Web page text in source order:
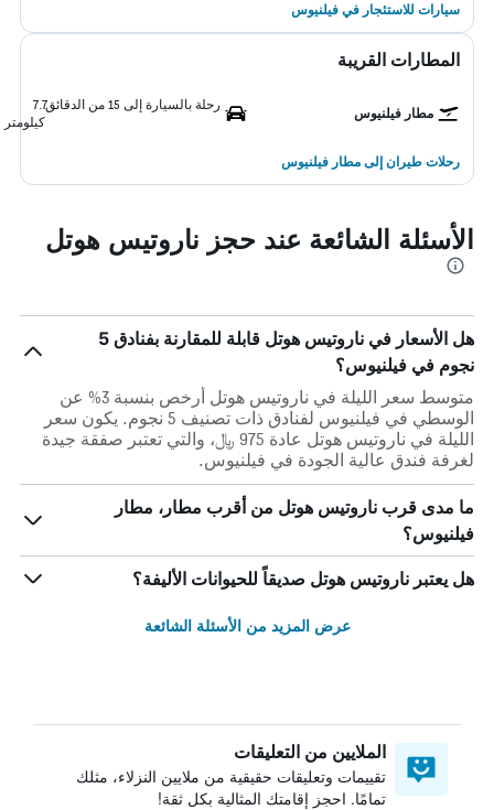
سيارات للاستئجار في فيلنيوس
المطارات القريبة
مطار فيلنيوس
رحلة بالسيارة إلى 15 من الدقائق
7.7
كيلومتر
رحلات طيران إلى مطار فيلنيوس
الأسئلة الشائعة عند حجز ناروتيس هوتل
هل الأسعار في ناروتيس هوتل قابلة للمقارنة بفنادق 5
نجوم في فيلنيوس؟
متوسط سعر الليلة في ناروتيس هوتل أرخص بنسبة 3% عن
الوسطي في فيلنيوس لفنادق ذات تصنيف 5 نجوم. يكون سعر
الليلة في ناروتيس هوتل عادة 975 ﷼، والتي تعتبر صفقة جيدة
لغرفة فندق عالية الجودة في فيلنيوس.
ما مدى قرب ناروتيس هوتل من أقرب مطار، مطار
فيلنيوس؟
هل يعتبر ناروتيس هوتل صديقاً للحيوانات الأليفة؟
عرض المزيد من الأسئلة الشائعة
الملايين من التعليقات
تقييمات وتعليقات حقيقية من ملايين النزلاء، مثلك
تمامًا. احجز إقامتك المثالية بكل ثقة!